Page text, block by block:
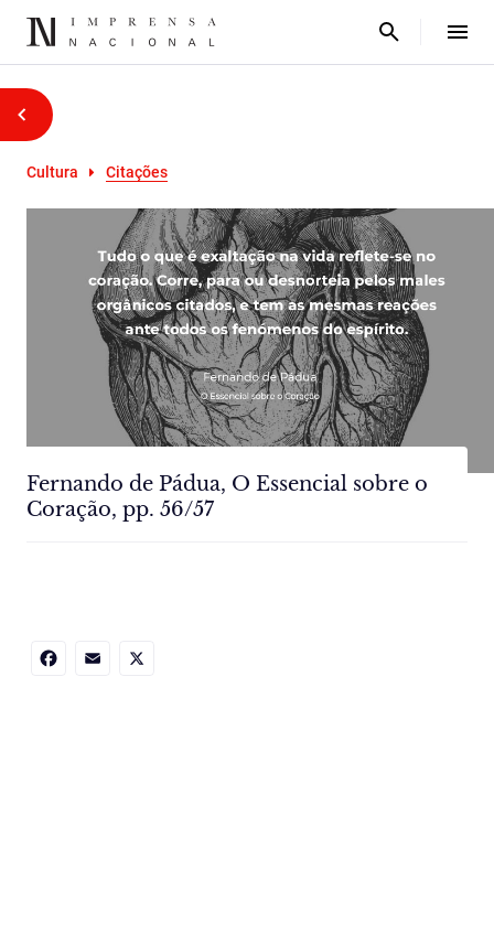
Cultura Citações
Fernando de Pádua, O Essencial sobre o
Coração, pp. 56/57